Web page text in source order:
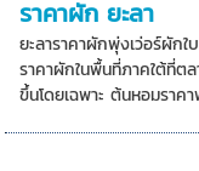
ราคาผัก ยะลา
ยะลาราคาผักพุ่งเว่อร์ผัก
ราคาผักในพื้นที่ภาคใต้ที่ต
ขึ้นโดยเฉพาะ ต้นหอมราค